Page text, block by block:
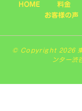
HOME 料金
お客様の声
© Copyright 2026 東
ンター